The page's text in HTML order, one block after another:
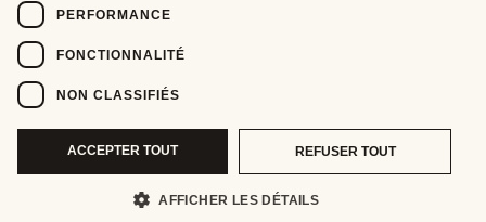
PERFORMANCE
FONCTIONNALITÉ
NON CLASSIFIÉS
ACCEPTER TOUT REFUSER TOUT
AFFICHER LES DÉTAILS